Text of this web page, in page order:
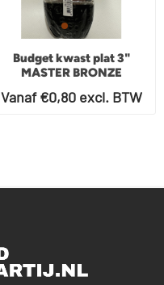
Budget kwast plat 3"
MASTER BRONZE
Vanaf €0,80 excl. BTW